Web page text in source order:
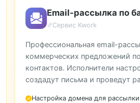
Email-рассылка по
Сервис Kwork
Профессиональная email-
коммерческих предложений
контактов. Исполнители
создадут письма и проведут
Настройка домена для рассылки